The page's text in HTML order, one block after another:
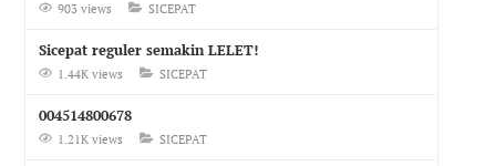
903 views SICEPAT
Sicepat reguler semakin LELET!
1.44K views SICEPAT
004514800678
1.21K views SICEPAT